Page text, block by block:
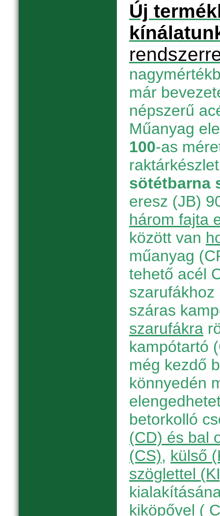
Új
kínálatun
már
népszerű
Műanyag
100-as
sötétbarna
eresz (JB)
három fajta
között van
műanyag
tehető acél
száras
szarufákra
kampótartó
még kezdő
könnyedén
betorkolló
(CD) és bal
(CS), külső
szöglettel
kiköpővel (